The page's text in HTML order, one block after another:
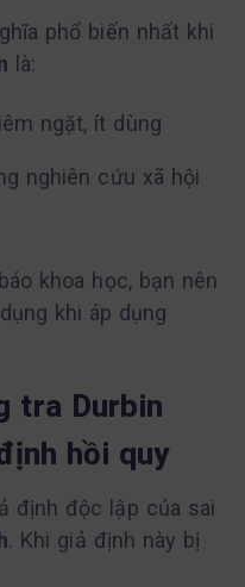
phổ biến nhất khi
là:
ngặt, ít dùng
nghiên cứu xã hội
khoa học, bạn nên
khi áp dụng
tra Durbin
hồi quy
định độc lập của sai
. Khi giả định này bị